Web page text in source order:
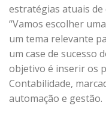
estratégias atuais
“Vamos escolher
um tema relevante
um case de sucesso
objetivo é inserir os
Contabilidade,
automação e gestão.